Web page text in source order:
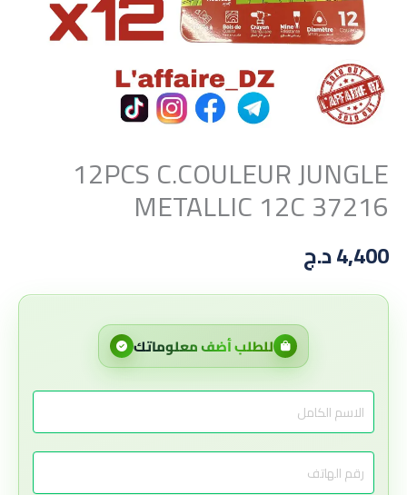
12PCS C.COULEUR JUNGLE
METALLIC 12C 37216
4,400د.ج
للطلب أضف معلوماتك